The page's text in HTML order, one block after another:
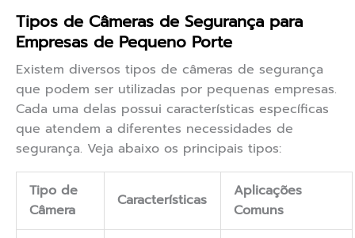
Tipos de Câmeras de Segurança para
Empresas de Pequeno Porte
Existem diversos tipos de câmeras de segurança
que podem ser utilizadas por pequenas empresas.
Cada uma delas possui características específicas
que atendem a diferentes necessidades de
segurança. Veja abaixo os principais tipos:
Tipo de
Câmera
Características
Aplicações
Comuns